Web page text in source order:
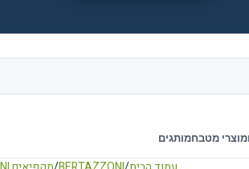
מוצרי מטבחמותגים